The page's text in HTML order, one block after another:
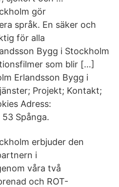
gör
språk. En säker och
för alla
Bygg i Stockholm
som blir […]
Erlandsson Bygg i
Projekt; Kontakt;
Adress:
Spånga.
erbjuder den
i
våra två
och ROT-